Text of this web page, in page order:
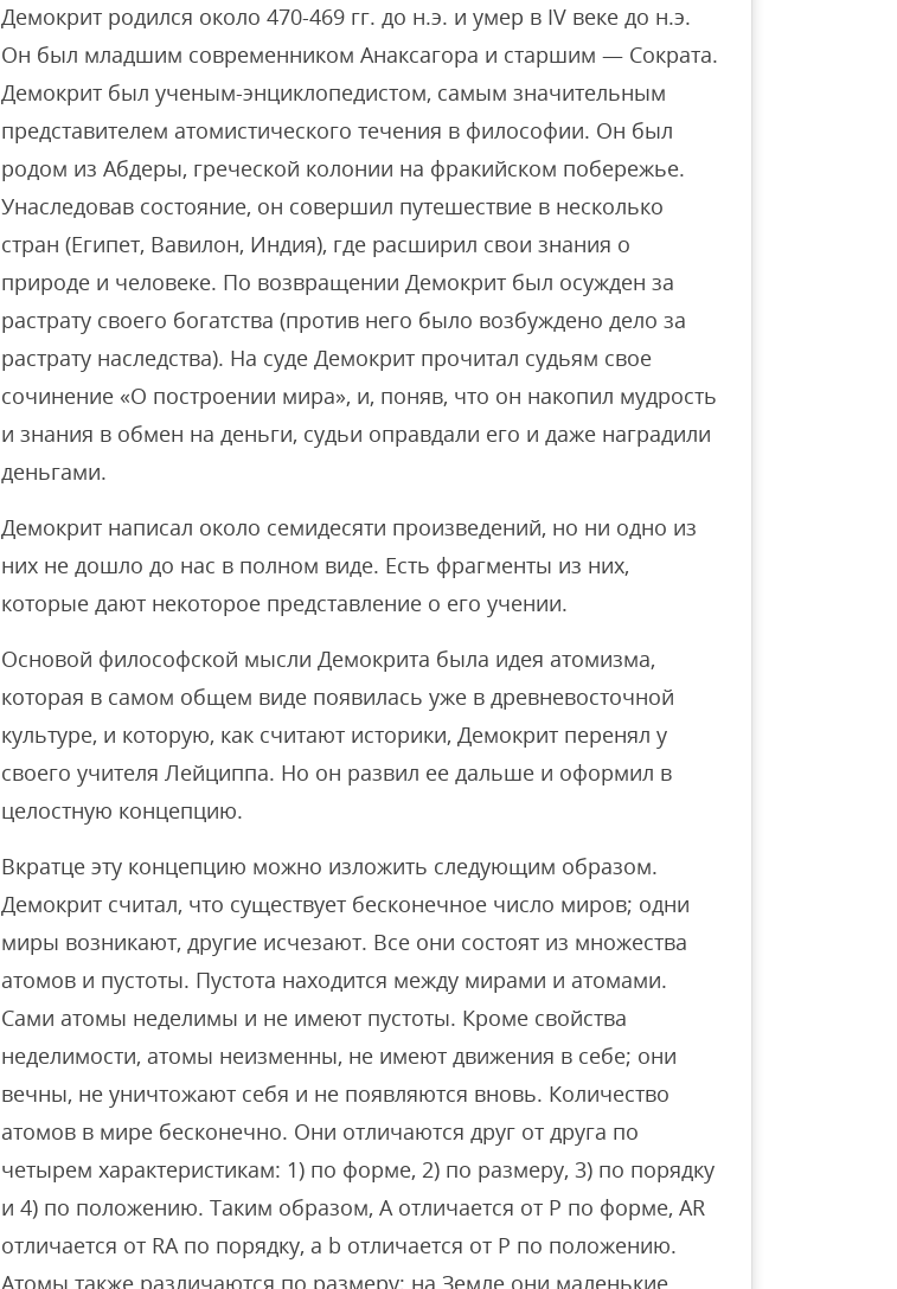
Демокрит родился около 470-469 гг. до н.э. и умер в IV веке до н.э.
Он был младшим современником Анаксагора и старшим — Сократа.
Демокрит был ученым-энциклопедистом, самым значительным
представителем атомистического течения в философии. Он был
родом из Абдеры, греческой колонии на фракийском побережье.
Унаследовав состояние, он совершил путешествие в несколько
стран (Египет, Вавилон, Индия), где расширил свои знания о
природе и человеке. По возвращении Демокрит был осужден за
растрату своего богатства (против него было возбуждено дело за
растрату наследства). На суде Демокрит прочитал судьям свое
сочинение «О построении мира», и, поняв, что он накопил мудрость
и знания в обмен на деньги, судьи оправдали его и даже наградили
деньгами.
Демокрит написал около семидесяти произведений, но ни одно из
них не дошло до нас в полном виде. Есть фрагменты из них,
которые дают некоторое представление о его учении.
Основой философской мысли Демокрита была идея атомизма,
которая в самом общем виде появилась уже в древневосточной
культуре, и которую, как считают историки, Демокрит перенял у
своего учителя Лейциппа. Но он развил ее дальше и оформил в
целостную концепцию.
Вкратце эту концепцию можно изложить следующим образом.
Демокрит считал, что существует бесконечное число миров; одни
миры возникают, другие исчезают. Все они состоят из множества
атомов и пустоты. Пустота находится между мирами и атомами.
Сами атомы неделимы и не имеют пустоты. Кроме свойства
неделимости, атомы неизменны, не имеют движения в себе; они
вечны, не уничтожают себя и не появляются вновь. Количество
атомов в мире бесконечно. Они отличаются друг от друга по
четырем характеристикам: 1) по форме, 2) по размеру, 3) по порядку
и 4) по положению. Таким образом, A отличается от P по форме, AR
отличается от RA по порядку, а b отличается от P по положению.
Атомы также различаются по размеру; на Земле они маленькие,